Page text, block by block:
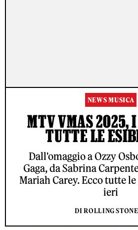
NEWS MUSICA
MTV VMAS 2025,
TUTTE LE
Dall'omaggio a Ozzy
Gaga, da Sabrina
Mariah Carey. Ecco tutte
ieri
DI ROLLING